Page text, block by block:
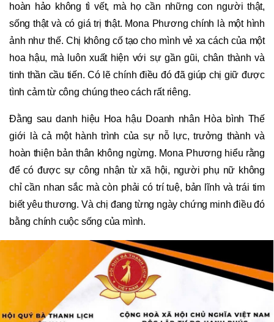
hoàn hảo không tì vết, mà họ cần những con người thật,
sống thật và có giá trị thật. Mona Phương chính là một hình
ảnh như thế. Chị không cố tạo cho mình vẻ xa cách của một
hoa hậu, mà luôn xuất hiện với sự gần gũi, chân thành và
tinh thần cầu tiến. Có lẽ chính điều đó đã giúp chị giữ được
tình cảm từ công chúng theo cách rất riêng.
Đằng sau danh hiệu Hoa hậu Doanh nhân Hòa bình Thế
giới là cả một hành trình của sự nỗ lực, trưởng thành và
hoàn thiện bản thân không ngừng. Mona Phương hiểu rằng
để có được sự công nhận từ xã hội, người phụ nữ không
chỉ cần nhan sắc mà còn phải có trí tuệ, bản lĩnh và trái tim
biết yêu thương. Và chị đang từng ngày chứng minh điều đó
bằng chính cuộc sống của mình.